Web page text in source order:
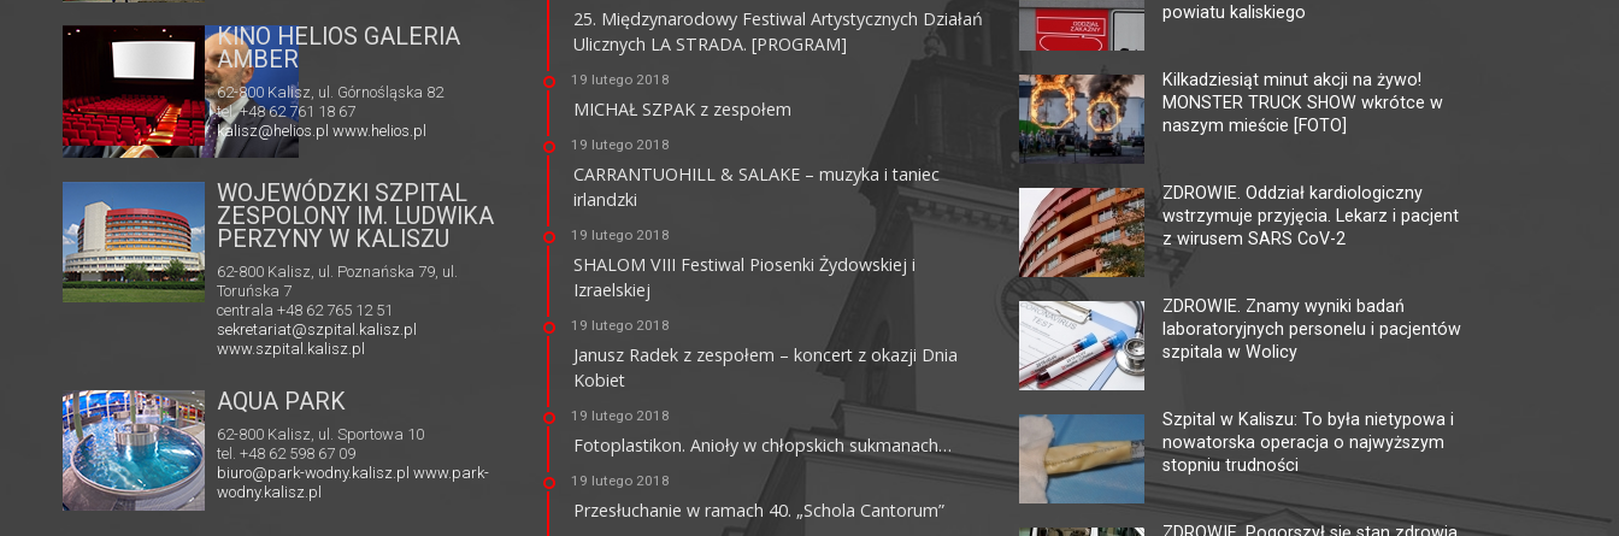
KINO CENTRUM
62-800 Kalisz, ul. Łazienna 6
tel. +48 62 765 25 01
faks. +48 62 767 23 18
ckis@ckis.kalisz.pl ckis.kalisz.pl/
MULTIKINO GALERIA
62-800 Kalisz, ul. 3 Maja 1
KINO HELIOS GALERIA
AMBER
62-800 Kalisz, ul. Górnośląska 82
tel. +48 62 761 18 67
kalisz@helios.pl
WOJEWÓDZKI SZPITAL
ZESPOLONY IM. LUDWIKA
PERZYNY W KALISZU
62-800 Kalisz, ul. Poznańska 79, ul.
Toruńska 7
centrala +48 62 765 12 51
sekretariat@szpital.kalisz.pl
www.szpital.kalisz.pl
AQUA PARK
62-800 Kalisz, ul. Sportowa 10
tel. +48 62 598 67 09
biuro@park-wodny.kalisz.pl www.park-
wodny.kalisz.pl
25. Międzynarodowy Festiwal Artystycznych Działań
Ulicznych LA STRADA. [PROGRAM]
19 lutego 2018
MICHAŁ SZPAK z zespołem
19 lutego 2018
CARRANTUOHILL & SALAKE – muzyka i taniec
irlandzki
19 lutego 2018
SHALOM VIII Festiwal Piosenki Żydowskiej i
Izraelskiej
19 lutego 2018
Janusz Radek z zespołem – koncert z okazji Dnia
Kobiet
19 lutego 2018
Fotoplastikon. Anioły w chłopskich sukmanach…
19 lutego 2018
Przesłuchanie w ramach 40. „Schola Cantorum”
powiatu kaliskiego
Kilkadziesiąt minut akcji na żywo!
MONSTER TRUCK SHOW wkrótce w
naszym mieście [FOTO]
ZDROWIE. Oddział kardiologiczny
wstrzymuje przyjęcia. Lekarz i pacjent
z wirusem SARS CoV-2
ZDROWIE. Znamy wyniki badań
laboratoryjnych personelu i pacjentów
szpitala w Wolicy
Szpital w Kaliszu: To była nietypowa i
nowatorska operacja o najwyższym
stopniu trudności
ZDROWIE. Pogorszył się stan zdrowia